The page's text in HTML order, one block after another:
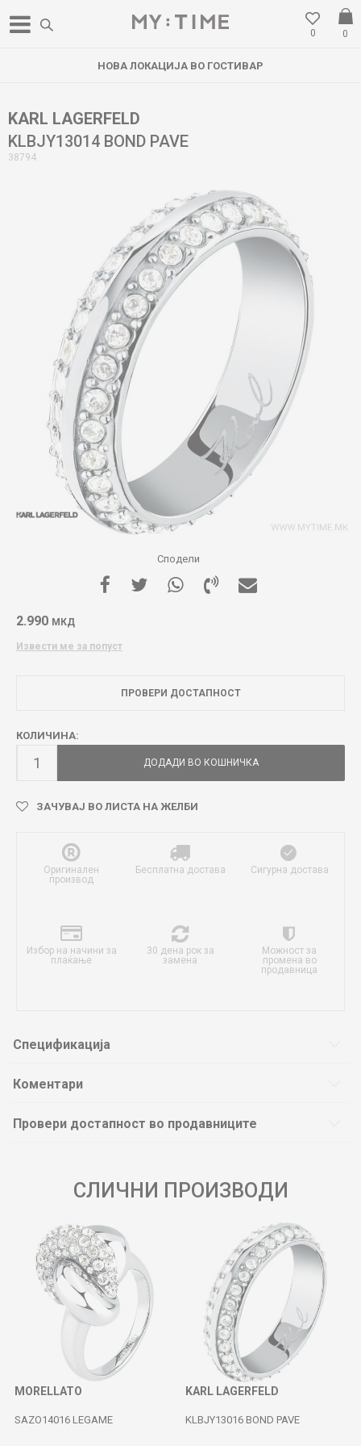
0
0
НОВА ЛОКАЦИЈА ВО ГОСТИВАР
KARL LAGERFELD
KLBJY13014 BOND PAVE
38794
Сподели
2.990 МКД
Извести ме за попуст
ПРОВЕРИ ДОСТАПНОСТ
КОЛИЧИНА:
ДОДАДИ ВО КОШНИЧКА
ЗАЧУВАЈ ВО ЛИСТА НА ЖЕЛБИ
Оригинален
производ
Бесплатна достава Сигурна достава
Избор на начини за
плаќање
30 дена рок за
замена
Можност за
промена во
продавница
Спецификација
Коментари
Провери достапност во продавниците
СЛИЧНИ ПРОИЗВОДИ
MORELLATO
SAZO14016 LEGAME
KARL LAGERFELD
KLBJY13016 BOND PAVE